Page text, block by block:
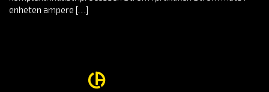
enheten ampere […]